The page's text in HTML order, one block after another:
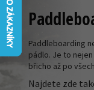
Paddleboarding
pádlo. Je to
břicho až po
Najdete zde